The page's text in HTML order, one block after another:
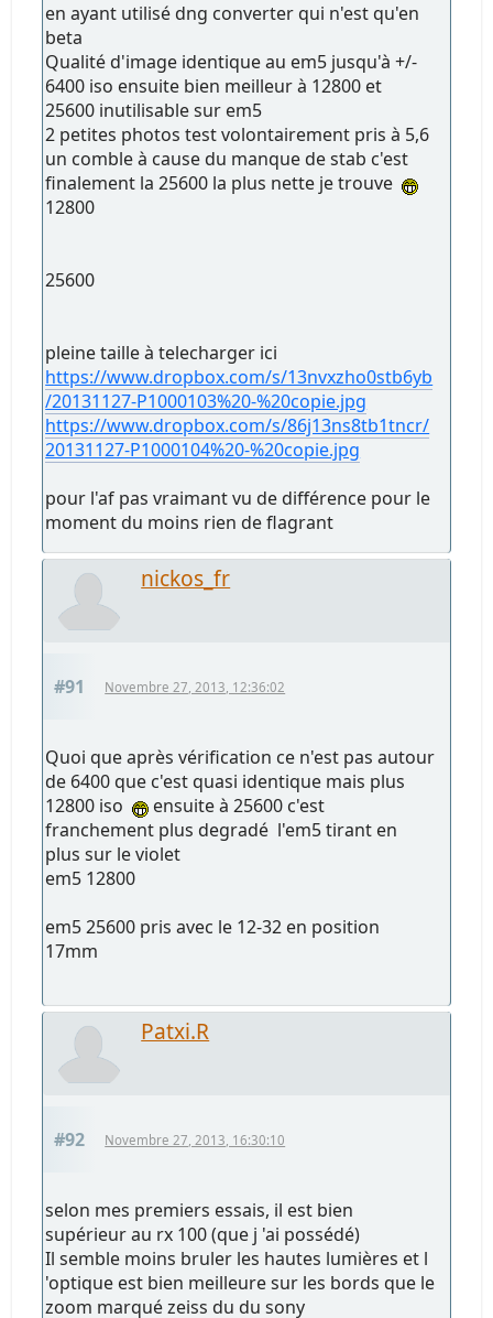
en ayant utilisé dng converter qui n'est qu'en
beta
Qualité d'image identique au em5 jusqu'à +/-
6400 iso ensuite bien meilleur à 12800 et
25600 inutilisable sur em5
2 petites photos test volontairement pris à 5,6
un comble à cause du manque de stab c'est
finalement la 25600 la plus nette je trouve
12800
25600
pleine taille à telecharger ici
https://www.dropbox.com/s/13nvxzho0stb6yb
/20131127-P1000103%20-%20copie.jpg
https://www.dropbox.com/s/86j13ns8tb1tncr/
20131127-P1000104%20-%20copie.jpg
pour l'af pas vraimant vu de différence pour le
moment du moins rien de flagrant
nickos_fr
#91 Novembre 27, 2013, 12:36:02
Quoi que après vérification ce n'est pas autour
de 6400 que c'est quasi identique mais plus
12800 iso
ensuite à 25600 c'est
franchement plus degradé l'em5 tirant en
plus sur le violet
em5 12800
em5 25600 pris avec le 12-32 en position
17mm
Patxi.R
#92 Novembre 27, 2013, 16:30:10
selon mes premiers essais, il est bien
supérieur au rx 100 (que j 'ai possédé)
Il semble moins bruler les hautes lumières et l
'optique est bien meilleure sur les bords que le
zoom marqué zeiss du du sony